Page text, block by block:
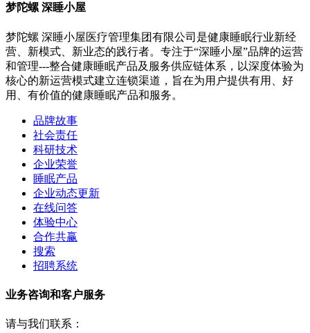
梦陀螺 深睡小屋
梦陀螺 深睡小屋医疗管理集团有限公司是健康睡眠行业新经
营、新模式、新业态的践行者。专注于“深睡小屋”品牌的运营
和管理---整合健康睡眠产品及服务供应链体系，以深度体验为
核心的新运营模式建立连锁渠道，旨在为用户提供有用、好
用、有价值的健康睡眠产品和服务。
品牌故事
社会责任
科研技术
企业荣誉
睡眠产品
企业动态更新
在线问答
体验中心
合作共赢
搜索
招聘系统
业务咨询和客户服务
请与我们联系：